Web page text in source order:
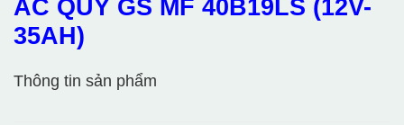
ẮC QUY GS MF 40B19LS (12V-
35AH)
Thông tin sản phẩm